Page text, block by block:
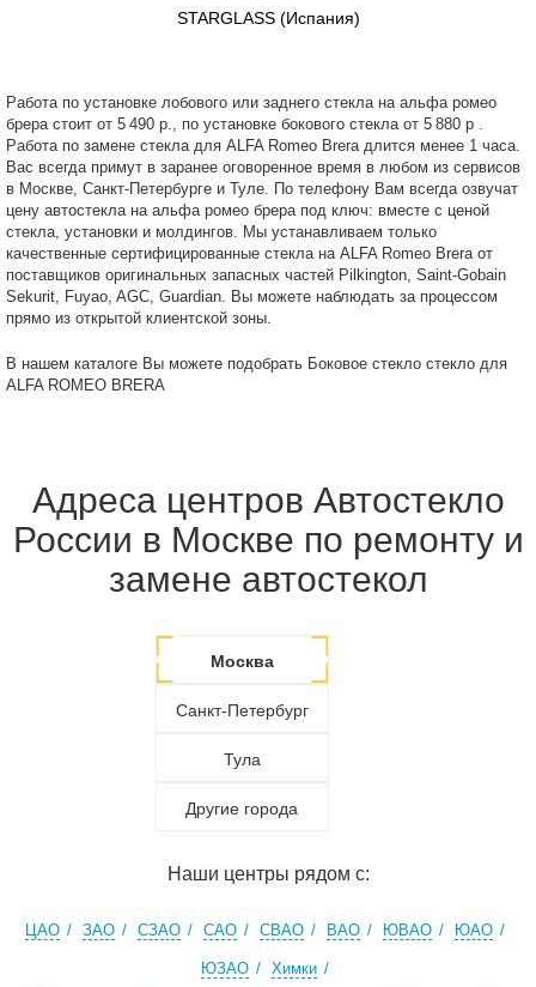
STARGLASS (Испания)
Работа по установке лобового или заднего стекла на альфа ромео
брера стоит от 5 490 р., по установке бокового стекла от 5 880 р .
Работа по замене стекла для ALFA Romeo Brera длится менее 1 часа.
Вас всегда примут в заранее оговоренное время в любом из сервисов
в Москве, Санкт-Петербурге и Туле. По телефону Вам всегда озвучат
цену автостекла на альфа ромео брера под ключ: вместе с ценой
стекла, установки и молдингов. Мы устанавливаем только
качественные сертифицированные стекла на ALFA Romeo Brera от
поставщиков оригинальных запасных частей Pilkington, Saint-Gobain
Sekurit, Fuyao, AGC, Guardian. Вы можете наблюдать за процессом
прямо из открытой клиентской зоны.
В нашем каталоге Вы можете подобрать Боковое стекло стекло для
ALFA ROMEO BRERA
Адреса центров Автостекло
России в Москве по ремонту и
замене автостекол
Москва
Санкт-Петербург
Тула
Другие города
Наши центры рядом с:
ЦАО ЗАО СЗАО САО СВАО ВАО ЮВАО ЮАО
ЮЗАО Химки